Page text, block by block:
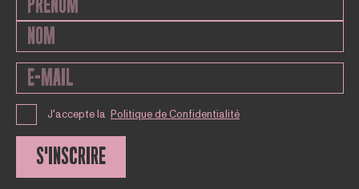
J'accepte la Politique de Confidentialité
S'INSCRIRE